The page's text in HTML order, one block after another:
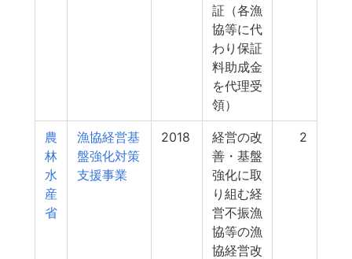
証（各漁
協等に代
わり保証
料助成金
を代理受
領）
農
林
水
産
省
漁協経営基
盤強化対策
支援事業
2018
経営の改
善・基盤
強化に取
り組む経
営不振漁
協等の漁
協経営改
2